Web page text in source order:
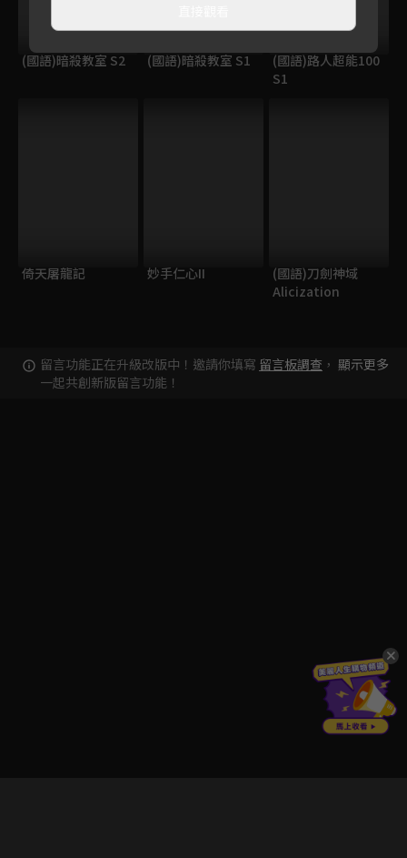
(國語)暗殺教室 S2 (國語)暗殺教室 S1
(國語)路人超能100
S1
倚天屠龍記 妙手仁心II
(國語)刀劍神域
Alicization
留言功能正在升級改版中！邀請你填寫 留言板調查 ，
一起共創新版留言功能！
顯示更多